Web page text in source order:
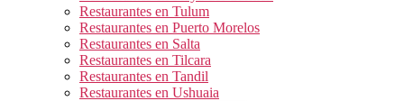
Restaurantes en Tulum
Restaurantes en Puerto Morelos
Restaurantes en Salta
Restaurantes en Tilcara
Restaurantes en Tandil
Restaurantes en Ushuaia